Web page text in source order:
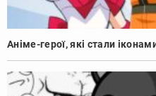
Аніме-герої, які стали